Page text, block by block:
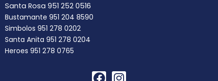
Santa Rosa 951 252 0516
Bustamante 951 204 8590
Simbolos 951 278 0202
Santa Anita 951 278 0204
Heroes 951 278 0765